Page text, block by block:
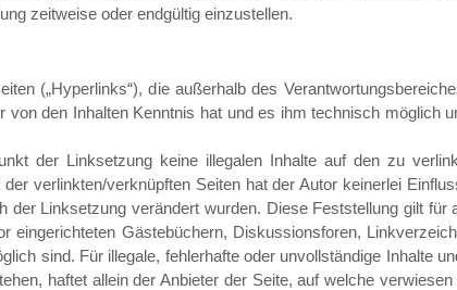
zeitweise oder endgültig einzustellen.
(„Hyperlinks“), die außerhalb des
den Inhalten Kenntnis hat und es ihm technisch möglich
der Linksetzung keine illegalen Inhalte auf den zu
verlinkten/verknüpften Seiten hat der Autor keinerlei
der Linksetzung verändert wurden. Diese Feststellung gilt
eingerichteten Gästebüchern, Diskussionsforen,
sind. Für illegale, fehlerhafte oder unvollständige Inhalte
haftet allein der Anbieter der Seite, auf welche